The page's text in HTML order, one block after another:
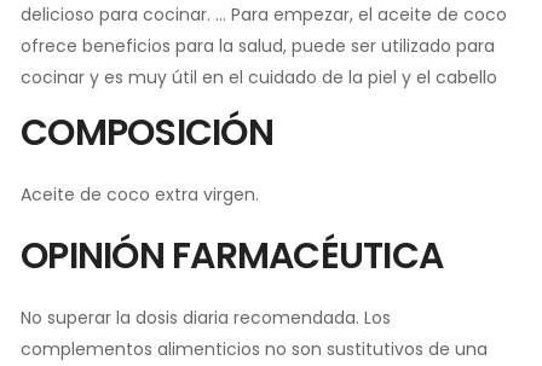
delicioso para cocinar. … Para empezar, el aceite de coco
ofrece beneficios para la salud, puede ser utilizado para
cocinar y es muy útil en el cuidado de la piel y el cabello
COMPOSICIÓN
Aceite de coco extra virgen.
OPINIÓN FARMACÉUTICA
No superar la dosis diaria recomendada. Los
complementos alimenticios no son sustitutivos de una